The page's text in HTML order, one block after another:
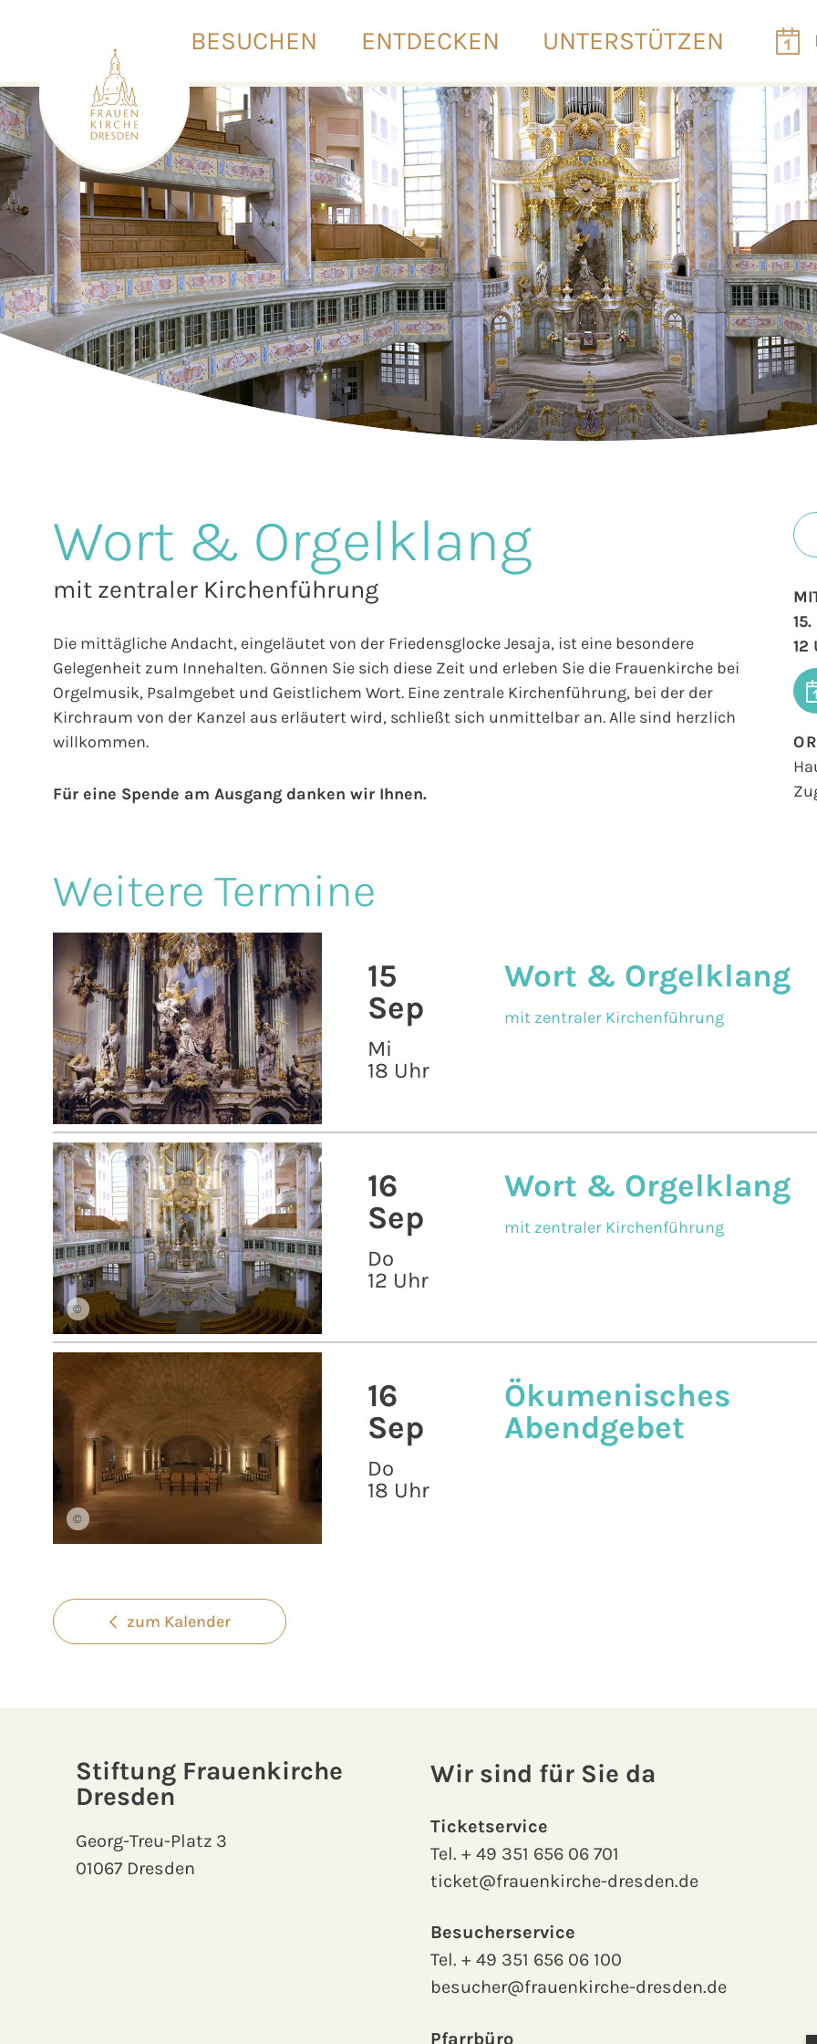
BESUCHEN ENTDECKEN UNTERSTÜTZEN
Wort & Orgelklang
mit zentraler Kirchenführung
Die mittägliche Andacht, eingeläutet von der Friedensglocke Jesaja, ist eine besondere
Gelegenheit zum Innehalten. Gönnen Sie sich diese Zeit und erleben Sie die Frauenkirche bei
Orgelmusik, Psalmgebet und Geistlichem Wort. Eine zentrale Kirchenführung, bei der der
Kirchraum von der Kanzel aus erläutert wird, schließt sich unmittelbar an. Alle sind herzlich
willkommen.
Für eine Spende am Ausgang danken wir Ihnen.
12
Weitere Termine
15
Sep
Mi
18 Uhr
Wort & Orgelklang
mit zentraler Kirchenführung
©
16
Sep
Do
12 Uhr
Wort & Orgelklang
mit zentraler Kirchenführung
©
16
Sep
Do
18 Uhr
Ökumenisches
Abendgebet
zum Kalender
Stiftung Frauenkirche
Dresden
Georg-Treu-Platz 3
01067 Dresden
Wir sind für Sie da
Ticketservice
Tel.+ 49 351 656 06 701
ticket@frauenkirche-dresden.de
Besucherservice
Tel.+ 49 351 656 06 100
besucher@frauenkirche-dresden.de
Pfarrbüro